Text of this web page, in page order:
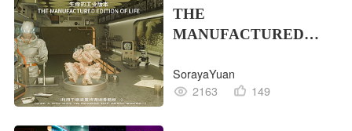
THE
MANUFACTURED
的工业版本
SorayaYuan
2163
149